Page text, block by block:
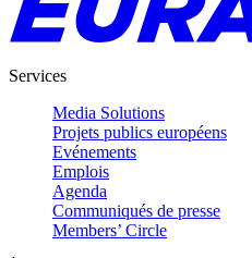
Services
Media Solutions
Projets publics européens
Evénements
Emplois
Agenda
Communiqués de presse
Members’ Circle